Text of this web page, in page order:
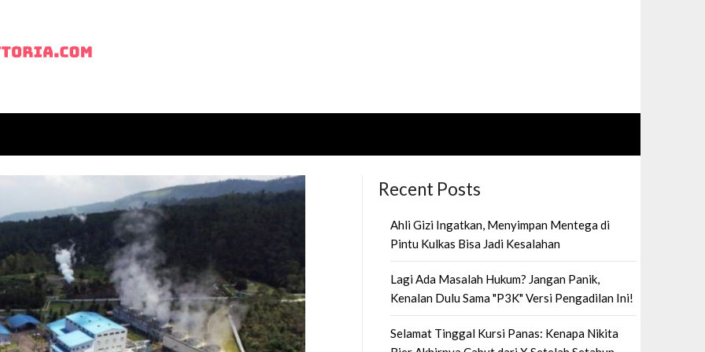
Recent Posts
Ahli Gizi Ingatkan, Menyimpan Mentega di
Pintu Kulkas Bisa Jadi Kesalahan
Lagi Ada Masalah Hukum? Jangan Panik,
Kenalan Dulu Sama "P3K" Versi Pengadilan Ini!
Selamat Tinggal Kursi Panas: Kenapa Nikita